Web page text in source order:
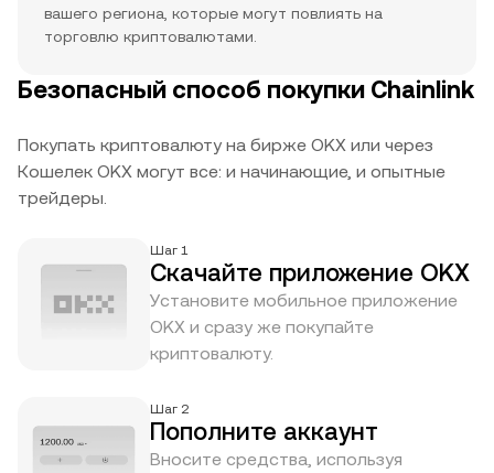
вашего региона, которые могут повлиять на
торговлю криптовалютами.
Безопасный способ покупки Chainlink
Покупать криптовалюту на бирже OKX или через
Кошелек OKX могут все: и начинающие, и опытные
трейдеры.
Шаг 1
Скачайте приложение OKX
Установите мобильное приложение
OKX и сразу же покупайте
криптовалюту.
Шаг 2
Пополните аккаунт
Вносите средства, используя